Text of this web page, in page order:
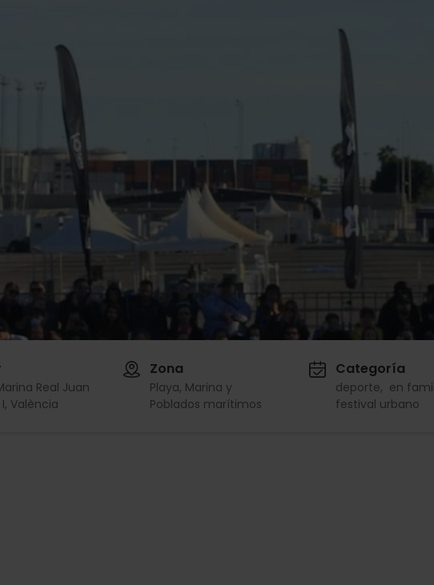
Real Juan
València
Zona
Playa, Marina y
Poblados marítimos
Categoría
deporte
en
festival urbano